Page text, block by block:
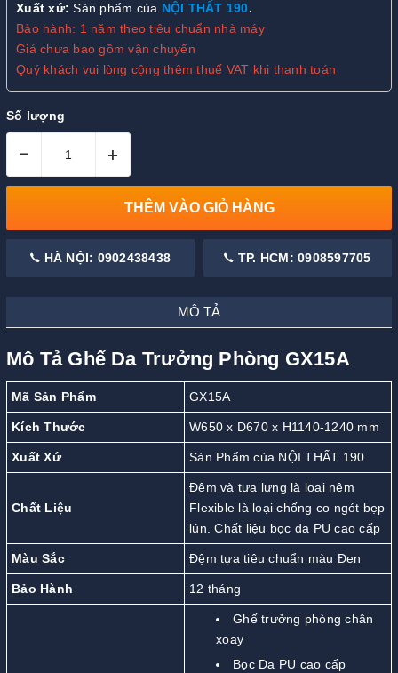
Xuất xứ: Sản phẩm của NỘI THẤT 190.
Bảo hành: 1 năm theo tiêu chuẩn nhà máy
Giá chưa bao gồm vận chuyển
Quý khách vui lòng cộng thêm thuế VAT khi thanh toán
Số lượng
– +
THÊM VÀO GIỎ HÀNG
HÀ NỘI: 0902438438 TP. HCM: 0908597705
MÔ TẢ
Mô Tả Ghế Da Trưởng Phòng GX15A
Mã Sản Phẩm GX15A
Kích Thước W650 x D670 x H1140-1240 mm
Xuất Xứ Sản Phẩm của NỘI THẤT 190
Chất Liệu
Đệm và tựa lưng là loại nệm
Flexible là loại chống co ngót bẹp
lún. Chất liệu bọc da PU cao cấp
Màu Sắc Đệm tựa tiêu chuẩn màu Đen
Bảo Hành 12 tháng
Ghế trưởng phòng chân
xoay
Bọc Da PU cao cấp